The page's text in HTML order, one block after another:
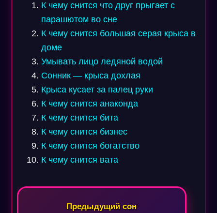
К чему снится что друг прыгает с
парашютом во сне
К чему снится большая серая крыса в
доме
Умывать лицо ледяной водой
Сонник — крыса дохлая
Крыса кусает за палец руки
К чему снится анаконда
К чему снится бита
К чему снится бизнес
К чему снится богатство
К чему снится вата
Навигация
Предыдущий сон